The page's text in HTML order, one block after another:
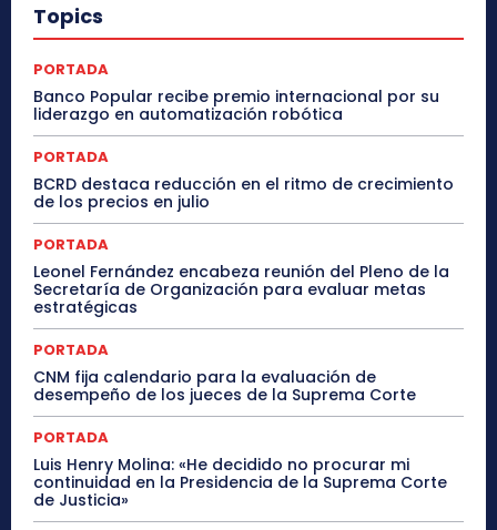
Topics
PORTADA
Banco Popular recibe premio internacional por su
liderazgo en automatización robótica
PORTADA
BCRD destaca reducción en el ritmo de crecimiento
de los precios en julio
PORTADA
Leonel Fernández encabeza reunión del Pleno de la
Secretaría de Organización para evaluar metas
estratégicas
PORTADA
CNM fija calendario para la evaluación de
desempeño de los jueces de la Suprema Corte
PORTADA
Luis Henry Molina: «He decidido no procurar mi
continuidad en la Presidencia de la Suprema Corte
de Justicia»